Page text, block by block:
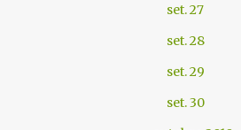
set. 27
set. 28
set. 29
set. 30